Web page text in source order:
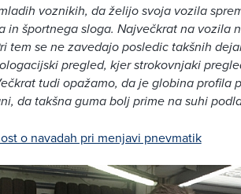
voznikih, da želijo svoja vozila
in športnega sloga. Največkrat na vozila
tem se ne zavedajo posledic takšnih
pregled, kjer strokovnjaki
tudi opažamo, da je globina profila
da takšna guma bolj prime na suhi
o navadah pri menjavi pnevmatik